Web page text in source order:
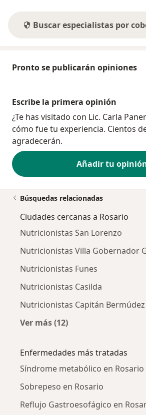
Buscar especialistas por
Pronto se publicarán opiniones
Escribe la primera opinión
¿Te has visitado con Lic. Carla
cómo fue tu experiencia. Cientos
agradecerán.
Añadir tu
Búsquedas relacionadas
Ciudades cercanas a Rosario
Nutricionistas San Lorenzo
Nutricionistas Villa Gobernador
Nutricionistas Funes
Nutricionistas Casilda
Nutricionistas Capitán Bermúdez
Ver más (12)
Enfermedades más tratadas
Síndrome metabólico en Rosario
Sobrepeso en Rosario
Reflujo Gastroesofágico en